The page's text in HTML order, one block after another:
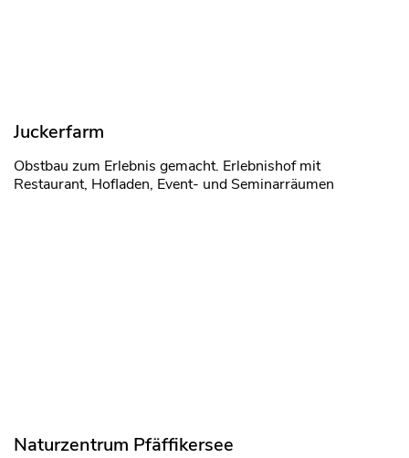
Juckerfarm
Obstbau zum Erlebnis gemacht. Erlebnishof mit
Restaurant, Hofladen, Event- und Seminarräumen
Naturzentrum Pfäffikersee